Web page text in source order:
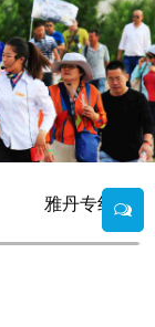
雅丹专线